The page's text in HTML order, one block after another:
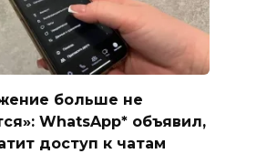
больше не
WhatsApp* объявил,
доступ к чатам